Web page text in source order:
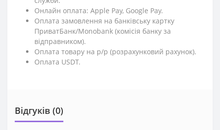
Онлайн оплата: Apple Pay, Google Pay.
Оплата замовлення на банківську картку
ПриватБанк/Monobank (комісія банку за
відправником).
Оплата товару на р/р (розрахунковий рахунок).
Оплата USDT.
Відгуків (0)